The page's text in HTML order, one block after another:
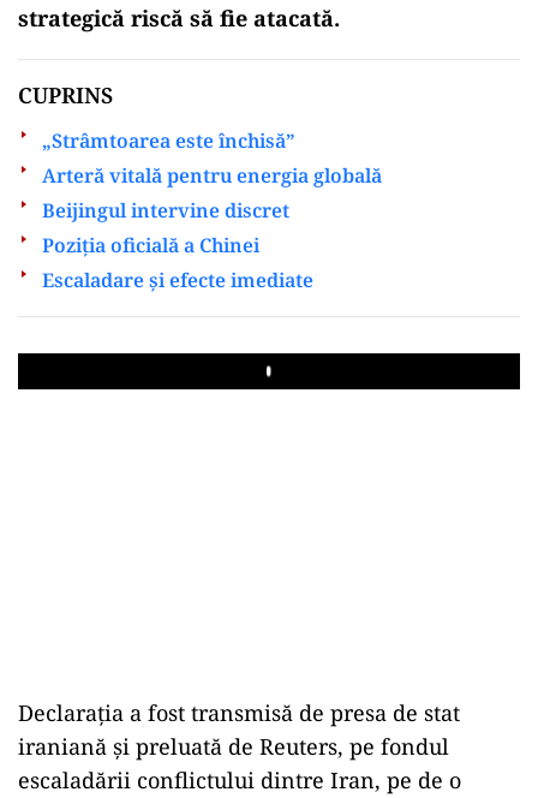
strategică riscă să fie atacată.
CUPRINS
„Strâmtoarea este închisă”
Arteră vitală pentru energia globală
Beijingul intervine discret
Poziția oficială a Chinei
Escaladare și efecte imediate
Play
Declarația a fost transmisă de presa de stat
iraniană și preluată de Reuters, pe fondul
escaladării conflictului dintre Iran, pe de o